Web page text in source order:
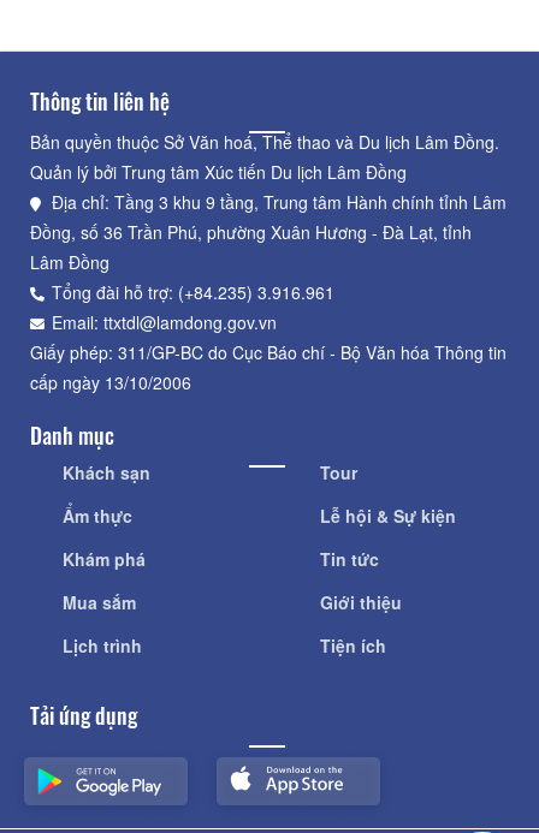
Thông tin liên hệ
Bản quyền thuộc Sở Văn hoá, Thể thao và Du lịch Lâm Đồng.
Quản lý bởi Trung tâm Xúc tiến Du lịch Lâm Đồng
Địa chỉ: Tầng 3 khu 9 tầng, Trung tâm Hành chính tỉnh Lâm
Đồng, số 36 Trần Phú, phường Xuân Hương - Đà Lạt, tỉnh
Lâm Đồng
Tổng đài hỗ trợ: (+84.235) 3.916.961
Email: ttxtdl@lamdong.gov.vn
Giấy phép: 311/GP-BC do Cục Báo chí - Bộ Văn hóa Thông tin
cấp ngày 13/10/2006
Danh mục
Khách sạn
Ẩm thực
Khám phá
Mua sắm
Lịch trình
Tour
Lễ hội & Sự kiện
Tin tức
Giới thiệu
Tiện ích
Tải ứng dụng